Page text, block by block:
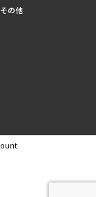
の他